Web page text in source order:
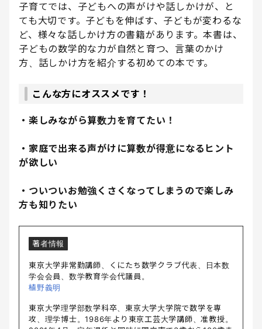
子育てでは、子どもへの声がけや話しかけが、と
ても大切です。子どもを伸ばす、子どもが変わるな
ど、様々な話しかけ方の書籍があります。本書は、
子どもの数学的な力が自然と育つ、言葉のかけ
方、話しかけ方を紹介する初めての本です。
こんな方にオススメです！
・楽しみながら算数力を育てたい！
・家庭で出来る声がけに算数が得意になるヒント
が欲しい
・ついついお勉強くさくなってしまうので楽しみ
方も知りたい
著者情報
東京大学非常勤講師、くにたち数学クラブ代表、日本数
学会会員、数学教育学会代議員。
植野義明
東京大学理学部数学科卒、東京大学大学院で数学を専
攻、理学博士。1986年より東京工芸大学講師、准教授。